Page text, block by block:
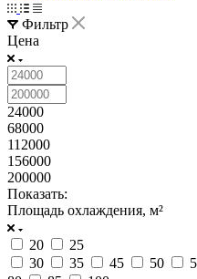
Фильтр
Цена
24000
68000
112000
156000
200000
Показать:
Площадь охлаждения, м²
20
25
30
35 45 50